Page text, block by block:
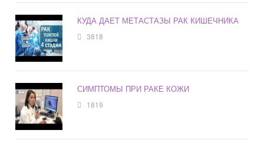
КУДА ДАЕТ МЕТАСТАЗЫ РАК КИШЕЧНИКА
3818
СИМПТОМЫ ПРИ РАКЕ КОЖИ
1819